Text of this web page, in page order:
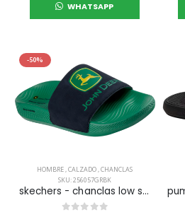
WHATSAPP
-50%
HOMBRE,CALZADO,CHANCLAS
SKU: 256057GRBK
skechers - chanclas low slider para hombre